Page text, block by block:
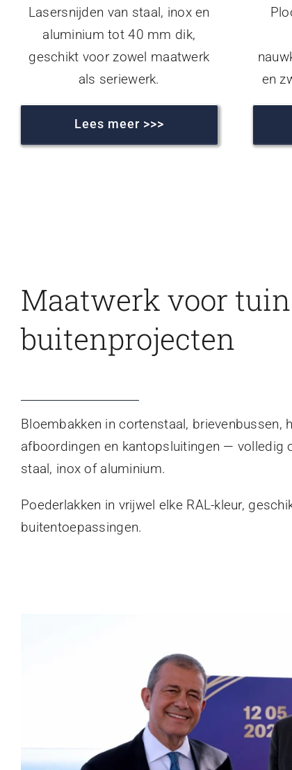
Lasersnijden van staal, inox en
aluminium tot 40 mm dik,
geschikt voor zowel maatwerk
als seriewerk.
Lees meer >>>
en
Maatwerk voor
buitenprojecten
Bloembakken in cortenstaal, brievenbussen,
afboordingen en kantopsluitingen — volledig
staal, inox of aluminium.
Poederlakken in vrijwel elke RAL-kleur,
buitentoepassingen.